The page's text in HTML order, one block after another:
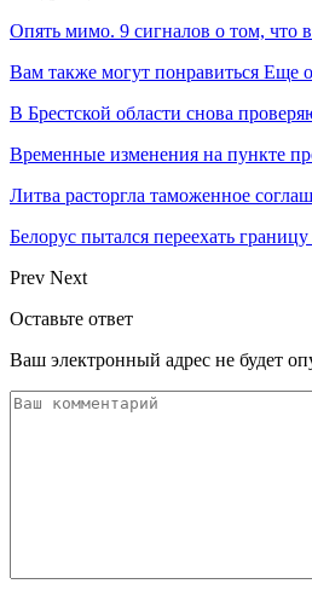
Опять мимо. 9 сигналов о том, что
Вам также могут понравиться Еще
В Брестской области снова
Временные изменения на пункте
Литва расторгла таможенное
Белорус пытался переехать
Prev Next
Оставьте ответ
Ваш электронный адрес не будет